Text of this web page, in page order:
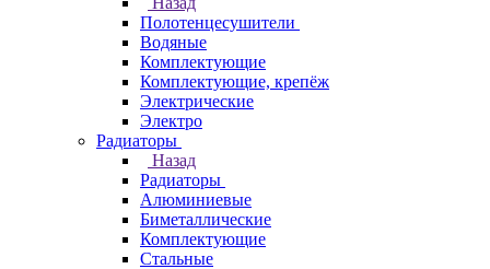
Полотенцесушители
Водяные
Комплектующие
Комплектующие, крепёж
Электрические
Электро
Радиаторы
Назад
Радиаторы
Алюминиевые
Биметаллические
Комплектующие
Стальные